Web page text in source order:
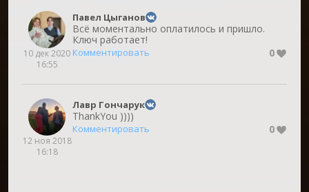
10 дек 2020
16:55
Павел Цыганов
Всё моментально оплатилось и пришло.
Ключ работает!
Комментировать 0
12 ноя 2018
16:18
Лавр Гончарук
ThankYou ))))
Комментировать 0